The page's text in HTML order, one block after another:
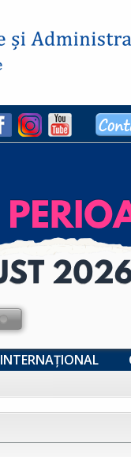
INTERNAȚIONAL